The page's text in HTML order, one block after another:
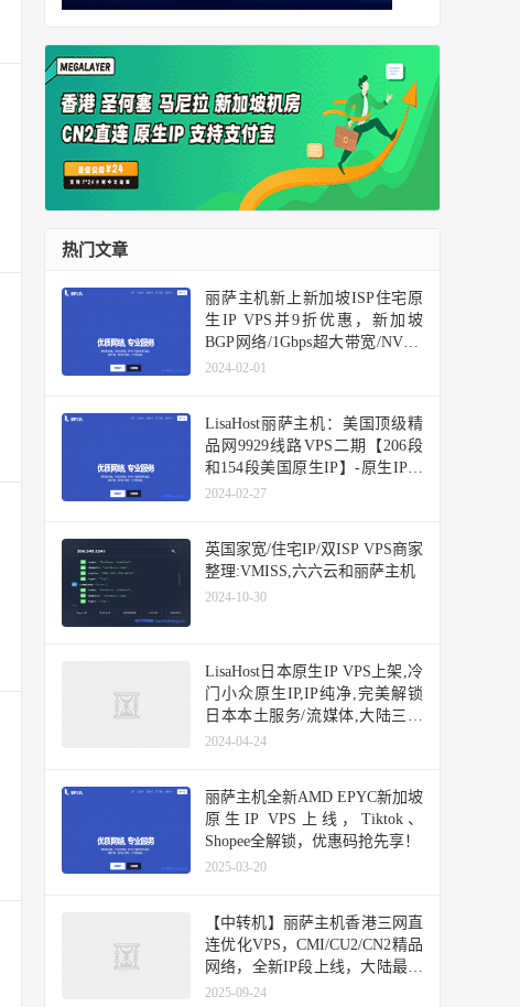
热门文章
丽萨主机新上新加坡ISP住宅原
生IP VPS并9折优惠，新加坡
BGP网络/1Gbps超大带宽/NVMe
硬盘
2024-02-01
LisaHost丽萨主机：美国顶级精
品网9929线路VPS二期【206段
和154段美国原生IP】-原生IP季
付9折更优惠
2024-02-27
英国家宽/住宅IP/双ISP VPS商家
整理:VMISS,六六云和丽萨主机
2024-10-30
LisaHost日本原生IP VPS上架,冷
门小众原生IP,IP纯净,完美解锁
日本本土服务/流媒体,大陆三网
优化网络
2024-04-24
丽萨主机全新AMD EPYC新加坡
原生IP VPS上线，Tiktok、
Shopee全解锁，优惠码抢先享！
2025-03-20
【中转机】丽萨主机香港三网直
连优化VPS，CMI/CU2/CN2精品
网络，全新IP段上线，大陆最低
延迟8ms，48小时内免费换IP和
2025-09-24